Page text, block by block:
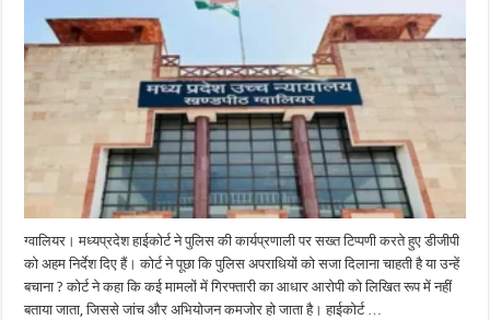
ग्वालियर। मध्यप्रदेश हाईकोर्ट ने पुलिस की कार्यप्रणाली पर सख्त टिप्पणी करते हुए डीजीपी
को अहम निर्देश दिए हैं। कोर्ट ने पूछा कि पुलिस अपराधियों को सजा दिलाना चाहती है या उन्हें
बचाना ? कोर्ट ने कहा कि कई मामलों में गिरफ्तारी का आधार आरोपी को लिखित रूप में नहीं
बताया जाता, जिससे जांच और अभियोजन कमजोर हो जाता है। हाईकोर्ट …